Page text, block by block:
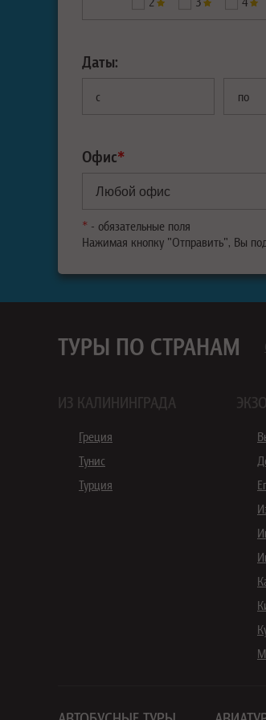
Даты:
с по
Офис*
* - обязательные поля
Нажимая кнопку "Отправить", Вы
ТУРЫ ПО СТРАНАМ
ИЗ КАЛИНИНГРАДА
Греция
Тунис
Турция